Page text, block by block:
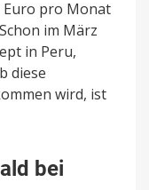
Euro pro Monat
im März
in Peru,
diese
wird, ist
bei